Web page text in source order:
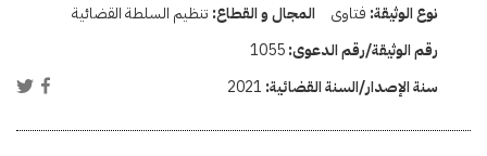
نوع الوثيقة: فتاوى المجال و القطاع: تنظيم السلطة القضائية
رقم الوثيقة/رقم الدعوى:1055
سنة الإصدار/السنة القضائية: 2021